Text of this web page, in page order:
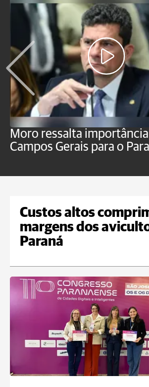
Moro ressalta
Campos Gerais para o
Custos altos
margens dos
Paraná